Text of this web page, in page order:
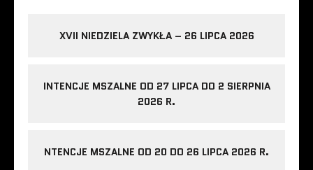
XVII NIEDZIELA ZWYKŁA – 26 LIPCA 2026
INTENCJE MSZALNE OD 27 LIPCA DO 2 SIERPNIA
2026 R.
NTENCJE MSZALNE OD 20 DO 26 LIPCA 2026 R.